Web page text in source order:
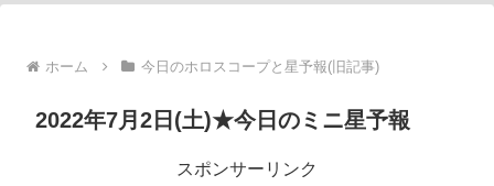
ホーム 今日のホロスコープと星予報(旧記事)
2022年7月2日(土)★今日のミニ星予報
スポンサーリンク